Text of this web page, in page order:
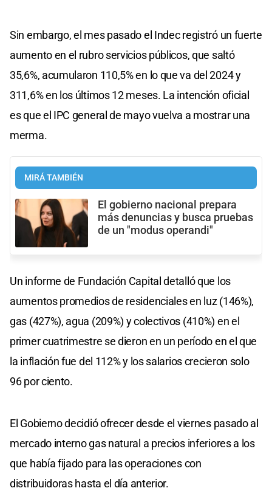
Sin embargo, el mes pasado el Indec registró un fuerte
aumento en el rubro servicios públicos, que saltó
35,6%, acumularon 110,5% en lo que va del 2024 y
311,6% en los últimos 12 meses. La intención oficial
es que el IPC general de mayo vuelva a mostrar una
merma.
MIRÁ TAMBIÉN
El gobierno nacional prepara
más denuncias y busca pruebas
de un "modus operandi"
Un informe de Fundación Capital detalló que los
aumentos promedios de residenciales en luz (146%),
gas (427%), agua (209%) y colectivos (410%) en el
primer cuatrimestre se dieron en un período en el que
la inflación fue del 112% y los salarios crecieron solo
96 por ciento.
El Gobierno decidió ofrecer desde el viernes pasado al
mercado interno gas natural a precios inferiores a los
que había fijado para las operaciones con
distribuidoras hasta el día anterior.